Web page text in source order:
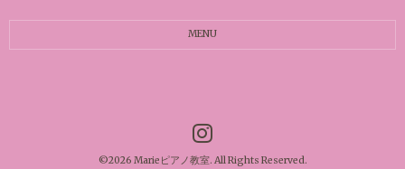
MENU
©2026 Marieピアノ教室. All Rights Reserved.